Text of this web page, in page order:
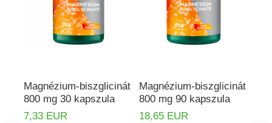
Ízületi problémák
Öregedésgátlás, szépség
Magnézium-biszglicinát
800 mg 30 kapszula
7,33 EUR
Magnézium-biszglicinát
800 mg 90 kapszula
18,65 EUR